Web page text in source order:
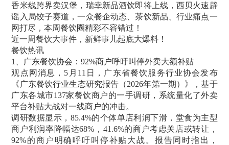
香米线跨界卖汉堡，瑞幸新品酒饮即将上线，西贝火速辟
谣入局饺子赛道，一众餐企动态、茶饮新品、行业痛点一
网打尽，本周餐饮圈精彩不容错过！
近一周餐饮大事件，新鲜事儿起底大爆料！
餐饮热讯
1、广东餐饮协会：92%商户呼吁叫停外卖大额补贴
观点网消息，5月11日，广东省餐饮服务行业协会发布
《广东餐饮行业生态研究报告（2026年第一期）》，基于
广东各城市137家餐饮商户的一手调研，系统量化了外卖
平台补贴大战对一线商户的冲击。
调研数据显示，85.4%的个体单店利润下滑，堂食为主型
商户利润率降幅达68%，41.6%的商户考虑关店或转让，
92%的商户明确呼吁叫停补贴大战。报告同时指出，